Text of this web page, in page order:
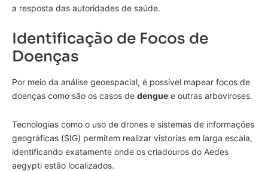
a resposta das autoridades de saúde.
Identificação de Focos de
Doenças
Por meio da análise geoespacial, é possível mapear focos de
doenças como são os casos de dengue e outras arboviroses.
Tecnologias como o uso de drones e sistemas de informações
geográficas (SIG) permitem realizar vistorias em larga escala,
identificando exatamente onde os criadouros do Aedes
aegypti estão localizados.